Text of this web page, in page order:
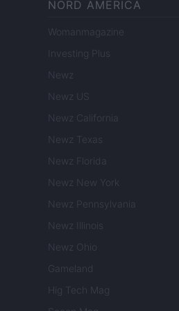
NORD AMERICA
Womanmagazine
Investing Plus
Newz
Newz US
Newz California
Newz Texas
Newz Florida
Newz New York
Newz Pennsylvania
Newz Illinois
Newz Ohio
Gameland
Hig Tech Mag